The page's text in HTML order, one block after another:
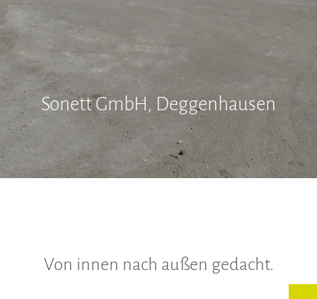
Datenschutz
Hinweisgeberschutzgesetz
Sonett GmbH, Deggenhausen
Von innen nach außen gedacht.